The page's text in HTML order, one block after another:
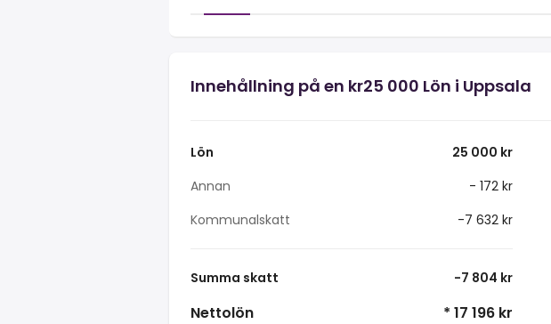
Innehållning på en kr25 000 Lön i Uppsala
Lön
25 000 kr
Annan
- 172 kr
Kommunalskatt
-7 632 kr
Summa skatt -7 804 kr
Nettolön * 17 196 kr